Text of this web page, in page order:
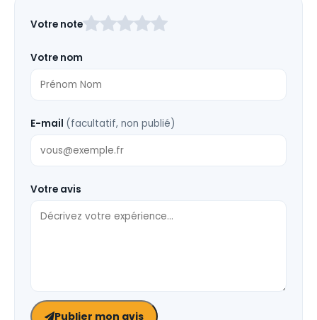
ce
vide
Votre note
Votre nom
E-mail (facultatif, non publié)
Votre avis
Publier mon avis